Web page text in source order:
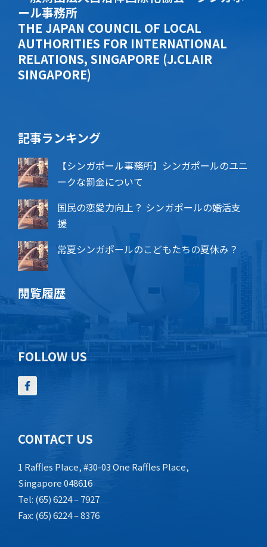
ール事務所
THE JAPAN COUNCIL OF LOCAL
AUTHORITIES FOR INTERNATIONAL
RELATIONS, SINGAPORE (J.CLAIR
SINGAPORE)
記事ランキング
【シンガポール事務所】シンガポールのユニ
ークな罰金について
国民の恋愛力向上？ シンガポールの婚活支
援
常夏シンガポールのこどもたちの夏休み？
閲覧履歴
FOLLOW US
CONTACT US
1 Raffles Place, #30-03 One Raffles Place,
Singapore 048616
Tel: (65) 6224 – 7927
Fax: (65) 6224 – 8376